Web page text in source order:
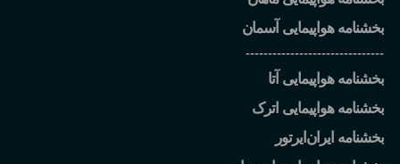
بخشنامه هواپیمایی آسمان
-------------------------------
بخشنامه هواپیمایی آتا
بخشنامه هواپیمایی اترک
بخشنامه ایران ایرتور